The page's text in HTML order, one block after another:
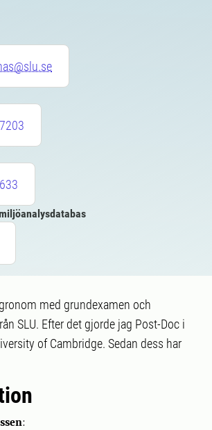
med grundexamen och
SLU. Efter det gjorde jag Post-Doc i
of Cambridge. Sedan dess har
: